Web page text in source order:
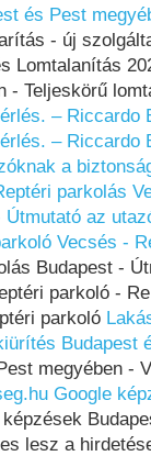
és Pest
- új
Lomtalanítás‎
- Teljeskörű
– Riccardo
– Riccardo
a
parkolás
az
Vecsés -
Budapest -
parkoló -
parkoló
Budapest
megyében -
Google
képzések
lesz a